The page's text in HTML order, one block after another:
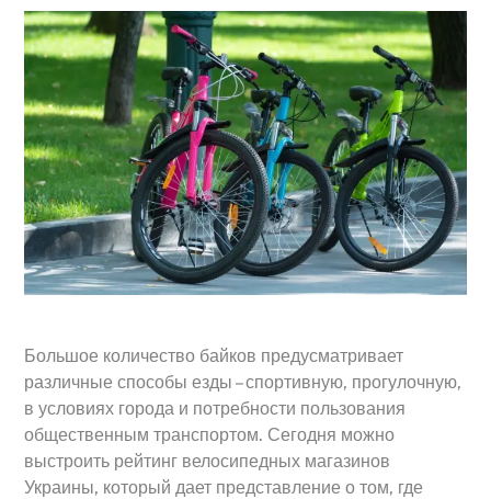
Большое количество байков предусматривает
различные способы езды – спортивную, прогулочную,
в условиях города и потребности пользования
общественным транспортом. Сегодня можно
выстроить рейтинг велосипедных магазинов
Украины, который дает представление о том, где